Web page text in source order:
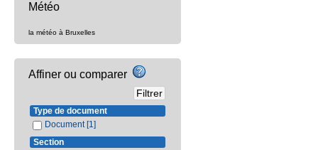
Météo
la météo à Bruxelles
Affiner ou comparer
Type de document
Document [1]
Section